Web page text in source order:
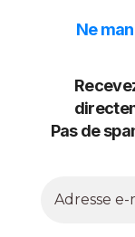
Ne
Pas de